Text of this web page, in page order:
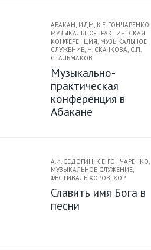
АБАКАН, ИДМ, К.Е. ГОНЧАРЕНКО,
МУЗЫКАЛЬНО-ПРАКТИЧЕСКАЯ
КОНФЕРЕНЦИЯ, МУЗЫКАЛЬНОЕ
СЛУЖЕНИЕ, Н. СКАЧКОВА, С.П.
СТАЛЬМАКОВ
Музыкально-
практическая
конференция в
Абакане
А.И. СЕДОГИН, К.Е. ГОНЧАРЕНКО,
МУЗЫКАЛЬНОЕ СЛУЖЕНИЕ,
ФЕСТИВАЛЬ ХОРОВ, ХОР
Славить имя Бога в
песни